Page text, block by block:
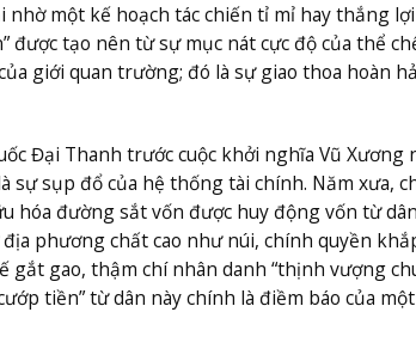
một kế hoạch tác chiến tỉ mỉ hay thắng
được tạo nên từ sự mục nát cực độ của thể
giới quan trường; đó là sự giao thoa hoàn
Đại Thanh trước cuộc khởi nghĩa Vũ Xương
sụp đổ của hệ thống tài chính. Năm xưa,
hóa đường sắt vốn được huy động vốn từ
phương chất cao như núi, chính quyền
gao, thậm chí nhân danh “thịnh vượng
tiền” từ dân này chính là điềm báo của